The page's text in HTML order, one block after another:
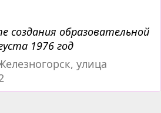
создания образовательной
1976 год
улица